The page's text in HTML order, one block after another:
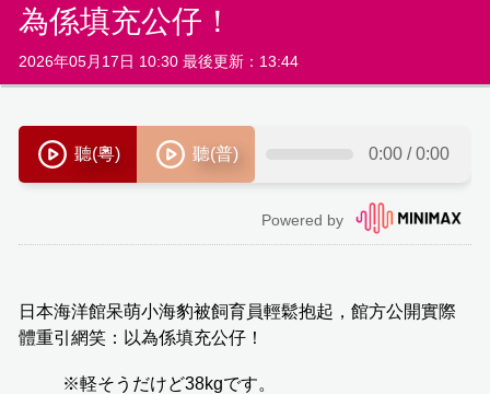
為係填充公仔！
2026年05月17日 10:30 最後更新：13:44
日本海洋館呆萌小海豹被飼育員輕鬆抱起，館方公開實際
體重引網笑：以為係填充公仔！
※軽そうだけど38kgです。